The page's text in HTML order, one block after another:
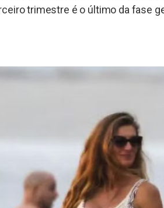
trimestre é o último da fase